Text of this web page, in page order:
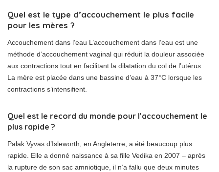
Quel est le type d’accouchement le plus facile
pour les mères ?
Accouchement dans l’eau L’accouchement dans l’eau est une
méthode d’accouchement vaginal qui réduit la douleur associée
aux contractions tout en facilitant la dilatation du col de l’utérus.
La mère est placée dans une bassine d’eau à 37°C lorsque les
contractions s’intensifient.
Quel est le record du monde pour l’accouchement le
plus rapide ?
Palak Vyvas d’Isleworth, en Angleterre, a été beaucoup plus
rapide. Elle a donné naissance à sa fille Vedika en 2007 – après
la rupture de son sac amniotique, il n’a fallu que deux minutes